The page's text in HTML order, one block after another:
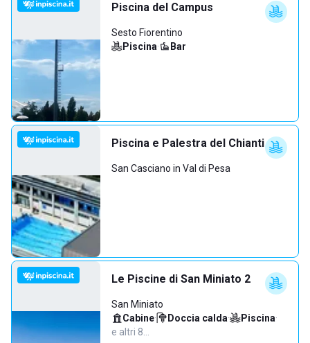
Piscina del Campus
Sesto Fiorentino
Piscina· Bar
Piscina e Palestra del Chianti
San Casciano in Val di Pesa
Le Piscine di San Miniato 2
San Miniato
Cabine· Doccia calda· Piscina·
e altri 8…